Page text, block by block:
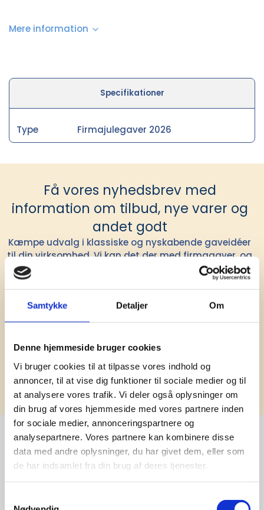
Samtykke Detaljer Om
Denne hjemmeside bruger cookies
Vi bruger cookies til at tilpasse vores indhold og
annoncer, til at vise dig funktioner til sociale medier og til
at analysere vores trafik. Vi deler også oplysninger om
din brug af vores hjemmeside med vores partnere inden
for sociale medier, annonceringspartnere og
analysepartnere. Vores partnere kan kombinere disse
data med andre oplysninger, du har givet dem, eller som
de har indsamlet fra din brug af deres tjenester.
Mere information
Specifikationer
Type Firmajulegaver 2026
Få vores nyhedsbrev med
information om tilbud, nye varer og
andet godt
Kæmpe udvalg i klassiske og nyskabende gaveidéer
til din virksomhed. Vi kan det der med firmagaver, og
har ydet god personlig service til en
Tilmeld
Stærke